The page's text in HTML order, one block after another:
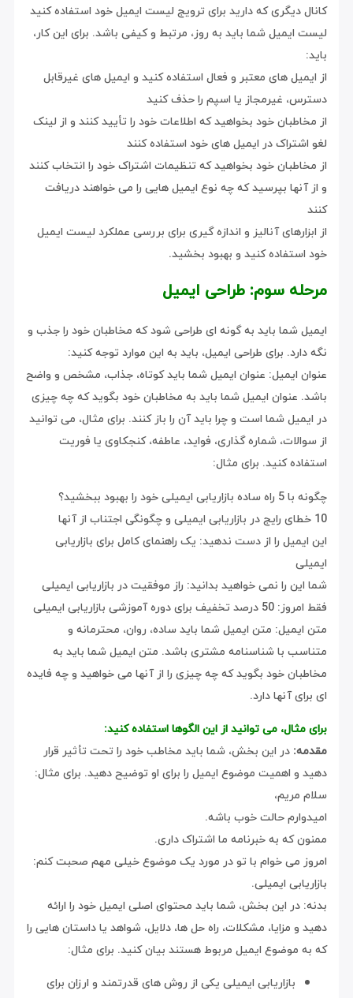
کانال دیگری که دارید برای ترویج لیست ایمیل خود استفاده کنید
لیست ایمیل شما باید به روز، مرتبط و کیفی باشد. برای این کار،
باید:
از ایمیل های معتبر و فعال استفاده کنید و ایمیل های غیرقابل
دسترس، غیرمجاز یا اسپم را حذف کنید
از مخاطبان خود بخواهید که اطلاعات خود را تأیید کنند و از لینک
لغو اشتراک در ایمیل های خود استفاده کنند
از مخاطبان خود بخواهید که تنظیمات اشتراک خود را انتخاب کنند
و از آنها بپرسید که چه نوع ایمیل هایی را می خواهند دریافت
کنند
از ابزارهای آنالیز و اندازه گیری برای بررسی عملکرد لیست ایمیل
خود استفاده کنید و بهبود بخشید.
مرحله سوم: طراحی ایمیل
ایمیل شما باید به گونه ای طراحی شود که مخاطبان خود را جذب و
نگه دارد. برای طراحی ایمیل، باید به این موارد توجه کنید:
عنوان ایمیل: عنوان ایمیل شما باید کوتاه، جذاب، مشخص و واضح
باشد. عنوان ایمیل شما باید به مخاطبان خود بگوید که چه چیزی
در ایمیل شما است و چرا باید آن را باز کنند. برای مثال، می توانید
از سوالات، شماره گذاری، فواید، عاطفه، کنجکاوی یا فوریت
استفاده کنید. برای مثال:
چگونه با 5 راه ساده بازاریابی ایمیلی خود را بهبود ببخشید؟
10 خطای رایج در بازاریابی ایمیلی و چگونگی اجتناب از آنها
این ایمیل را از دست ندهید: یک راهنمای کامل برای بازاریابی
ایمیلی
شما این را نمی خواهید بدانید: راز موفقیت در بازاریابی ایمیلی
فقط امروز: 50 درصد تخفیف برای دوره آموزشی بازاریابی ایمیلی
متن ایمیل: متن ایمیل شما باید ساده، روان، محترمانه و
متناسب با شناسنامه مشتری باشد. متن ایمیل شما باید به
مخاطبان خود بگوید که چه چیزی را از آنها می خواهید و چه فایده
ای برای آنها دارد.
برای مثال، می توانید از این الگوها استفاده کنید:
مقدمه: در این بخش، شما باید مخاطب خود را تحت تأثیر قرار
دهید و اهمیت موضوع ایمیل را برای او توضیح دهید. برای مثال:
سلام مریم،
امیدوارم حالت خوب باشه.
ممنون که به خبرنامه ما اشتراک داری.
امروز می خوام با تو در مورد یک موضوع خیلی مهم صحبت کنم:
بازاریابی ایمیلی.
بدنه: در این بخش، شما باید محتوای اصلی ایمیل خود را ارائه
دهید و مزایا، مشکلات، راه حل ها، دلایل، شواهد یا داستان هایی را
که به موضوع ایمیل مربوط هستند بیان کنید. برای مثال:
بازاریابی ایمیلی یکی از روش های قدرتمند و ارزان برای